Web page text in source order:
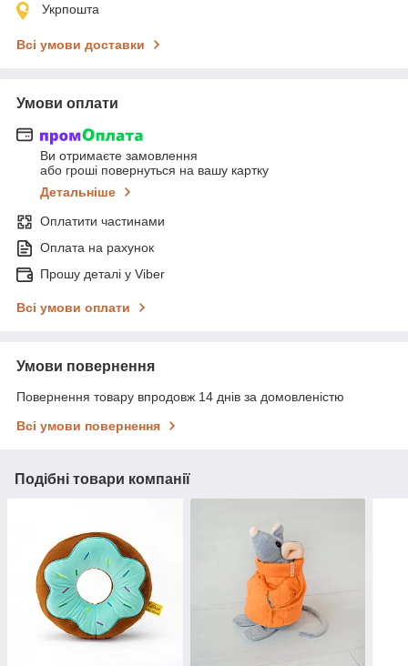
Укрпошта
Всі умови доставки
Умови оплати
Ви отримаєте замовлення
або гроші повернуться на вашу картку
Детальніше
Оплатити частинами
Оплата на рахунок
Прошу деталі у Viber
Всі умови оплати
Умови повернення
Повернення товару впродовж 14 днів за домовленістю
Всі умови повернення
Подібні товари компанії